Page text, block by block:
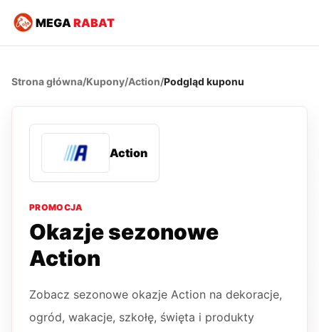
MEGARABAT
Strona główna/Kupony/Action/Podgląd kuponu
Action
PROMOCJA
Okazje sezonowe
Action
Zobacz sezonowe okazje Action na dekoracje,
ogród, wakacje, szkołę, święta i produkty